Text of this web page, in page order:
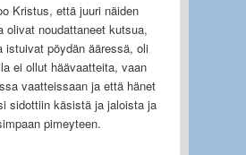
Kristus, että juuri näiden
olivat noudattaneet kutsua,
istuivat pöydän ääressä, oli
ei ollut häävaatteita, vaan
vaatteissaan ja että hänet
sidottiin käsistä ja jaloista ja
pimeyteen.